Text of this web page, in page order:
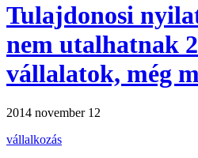
Tulajdonosi
nem utalhatnak
vállalatok, még
2014 november 12
vállalkozás